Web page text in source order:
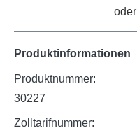
oder
Produktinformationen
Produktnummer:
30227
Zolltarifnummer: